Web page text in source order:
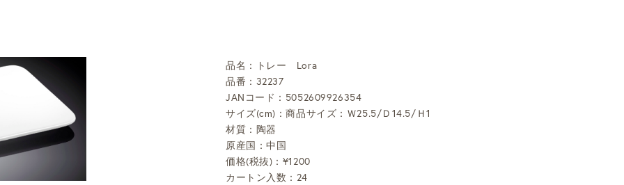
品名：トレー Lora
品番：32237
JANコード：5052609926354
サイズ(cm)：商品サイズ：Ｗ25.5/Ｄ14.5/Ｈ1
材質：陶器
原産国：中国
価格(税抜)：¥1200
カートン入数：24